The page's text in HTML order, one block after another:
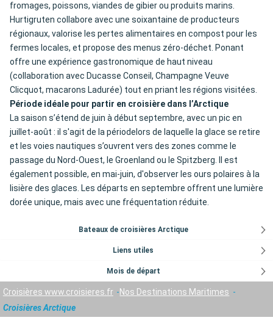
fromages, poissons, viandes de gibier ou produits marins.
Hurtigruten collabore avec une soixantaine de producteurs
régionaux, valorise les pertes alimentaires en compost pour les
fermes locales, et propose des menus zéro-déchet. Ponant
offre une expérience gastronomique de haut niveau
(collaboration avec Ducasse Conseil, Champagne Veuve
Clicquot, macarons Ladurée) tout en priant les régions visitées.
Période idéale pour partir en croisière dans l’Arctique
La saison s’étend de juin à début septembre, avec un pic en
juillet-août : il s'agit de la périodelors de laquelle la glace se retire
et les voies nautiques s’ouvrent vers des zones comme le
passage du Nord-Ouest, le Groenland ou le Spitzberg. Il est
également possible, en mai-juin, d'observer les ours polaires à la
lisière des glaces. Les départs en septembre offrent une lumière
dorée unique, mais avec une fréquentation réduite.
Bateaux de croisières Arctique
Liens utiles
Mois de départ
Croisières www.croisieres.fr
Nos Destinations Maritimes
Croisières Arctique